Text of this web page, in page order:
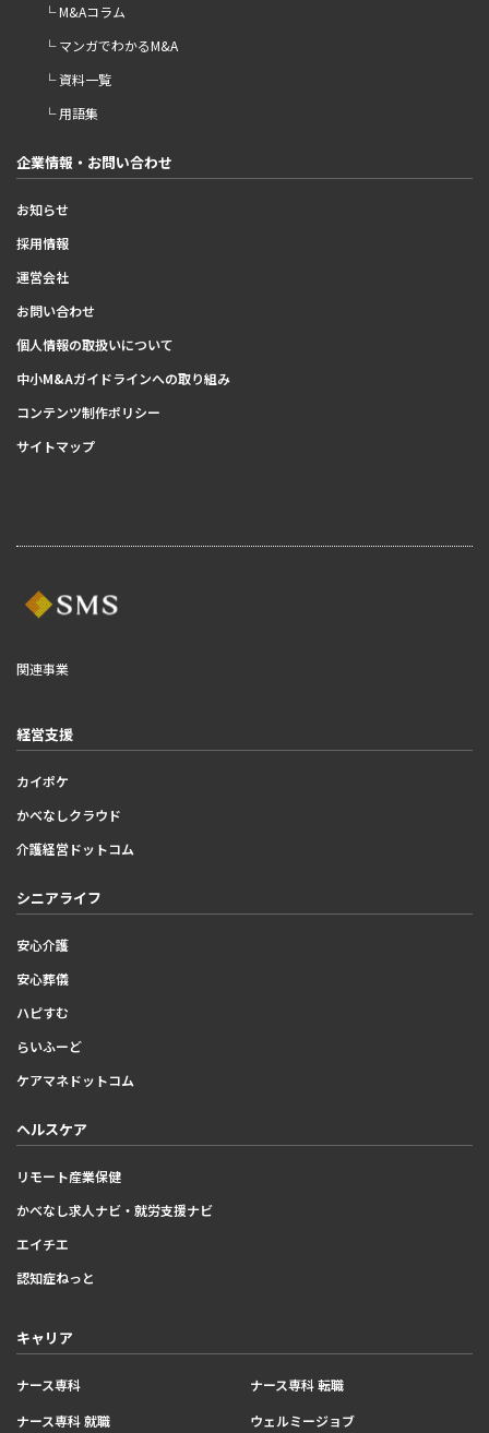
└ M&Aコラム
└ マンガでわかるM&A
└ 資料一覧
└ 用語集
企業情報・お問い合わせ
お知らせ
採用情報
運営会社
お問い合わせ
個人情報の取扱いについて
中小M&Aガイドラインへの取り組み
コンテンツ制作ポリシー
サイトマップ
関連事業
経営支援
カイポケ
かべなしクラウド
介護経営ドットコム
シニアライフ
安心介護
安心葬儀
ハピすむ
らいふーど
ケアマネドットコム
ヘルスケア
リモート産業保健
かべなし求人ナビ・就労支援ナビ
エイチエ
認知症ねっと
キャリア
ナース専科
ナース専科 転職
ナース専科 就職
ウェルミージョブ